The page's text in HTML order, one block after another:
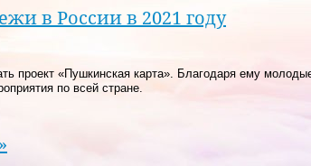
в России в 2021 году
проект «Пушкинская карта». Благодаря ему
по всей стране.